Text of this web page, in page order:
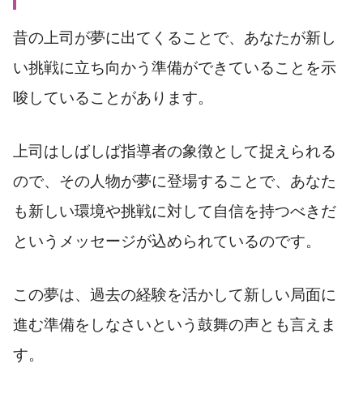
昔の上司が夢に出てくることで、あなたが新し
い挑戦に立ち向かう準備ができていることを示
唆していることがあります。
上司はしばしば指導者の象徴として捉えられる
ので、その人物が夢に登場することで、あなた
も新しい環境や挑戦に対して自信を持つべきだ
というメッセージが込められているのです。
この夢は、過去の経験を活かして新しい局面に
進む準備をしなさいという鼓舞の声とも言えま
す。